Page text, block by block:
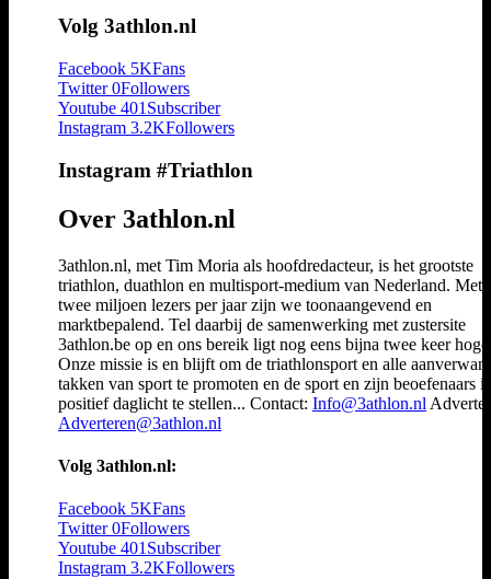
Volg 3athlon.nl
Facebook 5KFans
Twitter 0Followers
Youtube 401 Subscriber
Instagram 3.2KFollowers
Instagram #Triathlon
Over 3athlon.nl
3athlon.nl, met Tim Moria als hoofdredacteur, is het grootste
triathlon, duathlon en multisport-medium van Nederland. Met
twee miljoen lezers per jaar zijn we toonaangevend en
marktbepalend. Tel daarbij de samenwerking met zustersite
3athlon.be op en ons bereik ligt nog eens bijna twee keer
Onze missie is en blijft om de triathlonsport en alle
takken van sport te promoten en de sport en zijn beoefenaars
positief daglicht te stellen... Contact: Info@3athlon.nl
Adverteren@3athlon.nl
Volg 3athlon.nl:
Facebook 5KFans
Twitter 0Followers
Youtube 401 Subscriber
Instagram 3.2KFollowers